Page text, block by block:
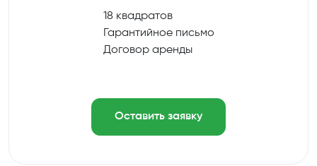
18 квадратов
Гарантийное письмо
Договор аренды
Оставить заявку